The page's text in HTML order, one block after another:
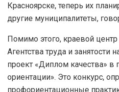
Красноярске, теперь их
другие муниципалитеты,
Помимо этого, краевой
Агентства труда и занятости
проект «Диплом качества» в
ориентации». Это конкурс,
профориентационные